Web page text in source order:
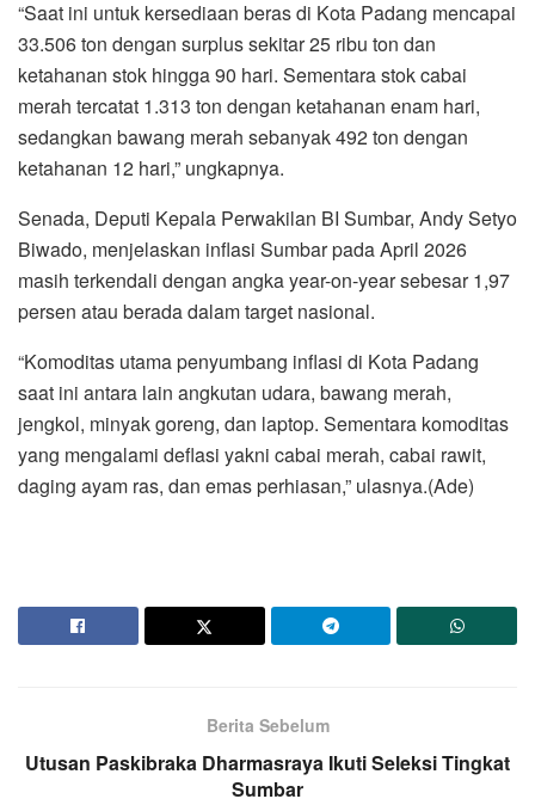
“Saat ini untuk kersediaan beras di Kota Padang mencapai
33.506 ton dengan surplus sekitar 25 ribu ton dan
ketahanan stok hingga 90 hari. Sementara stok cabai
merah tercatat 1.313 ton dengan ketahanan enam hari,
sedangkan bawang merah sebanyak 492 ton dengan
ketahanan 12 hari,” ungkapnya.
Senada, Deputi Kepala Perwakilan BI Sumbar, Andy Setyo
Biwado, menjelaskan inflasi Sumbar pada April 2026
masih terkendali dengan angka year-on-year sebesar 1,97
persen atau berada dalam target nasional.
“Komoditas utama penyumbang inflasi di Kota Padang
saat ini antara lain angkutan udara, bawang merah,
jengkol, minyak goreng, dan laptop. Sementara komoditas
yang mengalami deflasi yakni cabai merah, cabai rawit,
daging ayam ras, dan emas perhiasan,” ulasnya.(Ade)
Berita Sebelum
Utusan Paskibraka Dharmasraya Ikuti Seleksi Tingkat
Sumbar